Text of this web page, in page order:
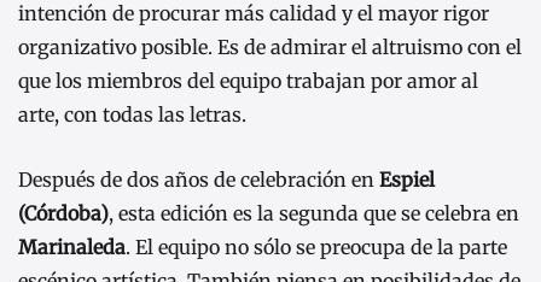
intención de procurar más calidad y el mayor rigor
organizativo posible. Es de admirar el altruismo con el
que los miembros del equipo trabajan por amor al
arte, con todas las letras.
Después de dos años de celebración en Espiel
(Córdoba), esta edición es la segunda que se celebra en
Marinaleda. El equipo no sólo se preocupa de la parte